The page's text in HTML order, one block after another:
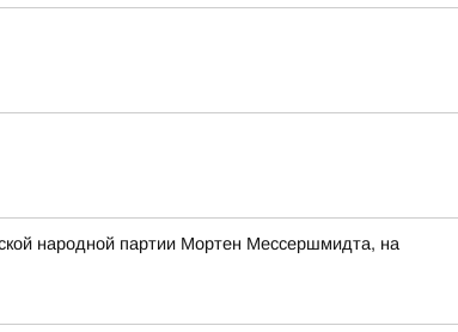
народной партии Мортен Мессершмидта, на